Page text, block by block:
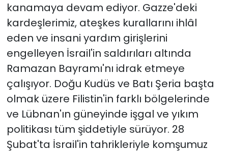
kanamaya devam ediyor. Gazze'deki
kardeşlerimiz, ateşkes kurallarını ihlâl
eden ve insani yardım girişlerini
engelleyen İsrail'in saldırıları altında
Ramazan Bayramı'nı idrak etmeye
çalışıyor. Doğu Kudüs ve Batı Şeria başta
olmak üzere Filistin'in farklı bölgelerinde
ve Lübnan'ın güneyinde işgal ve yıkım
politikası tüm şiddetiyle sürüyor. 28
Şubat'ta İsrail'in tahrikleriyle komşumuz